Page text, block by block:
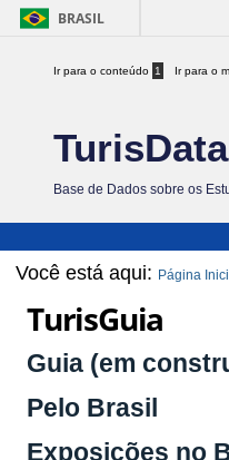
BRASIL
Ir para o conteúdo 1 Ir para o
TurisData
Base de Dados sobre os
Você está aqui: Página
TurisGuia
Guia (em
Pelo Brasil
Exposições no